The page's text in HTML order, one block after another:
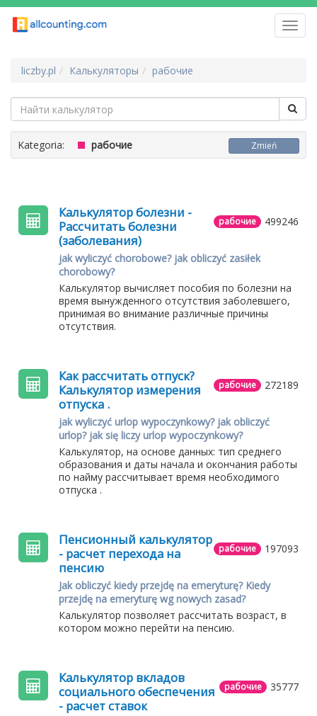
liczby.pl Калькуляторы рабочие
Kategoria: рабочие Zmień
499246
рабочие
Калькулятор болезни -
Рассчитать болезни
(заболевания)
jak wyliczyć chorobowe? jak obliczyć zasiłek
chorobowy?
Калькулятор вычисляет пособия по болезни на
время вынужденного отсутствия заболевшего,
принимая во внимание различные причины
отсутствия.
272189
рабочие
Как рассчитать отпуск?
Калькулятор измерения
отпуска .
jak wyliczyć urlop wypoczynkowy? jak obliczyć
urlop? jak się liczy urlop wypoczynkowy?
Калькулятор, на основе данных: тип среднего
образования и даты начала и окончания работы
по найму рассчитывает время необходимого
отпуска .
197093
рабочие
Пенсионный калькулятор
- расчет перехода на
пенсию
Jak obliczyć kiedy przejdę na emeryturę? Kiedy
przejdę na emeryturę wg nowych zasad?
Калькулятор позволяет рассчитать возраст, в
котором можно перейти на пенсию.
35777
рабочие
Калькулятор вкладов
социального обеспечения
- расчет ставок